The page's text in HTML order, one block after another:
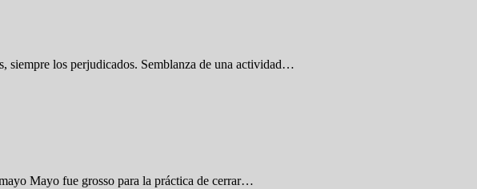
siempre los perjudicados. Semblanza de una actividad…
Mayo fue grosso para la práctica de cerrar…